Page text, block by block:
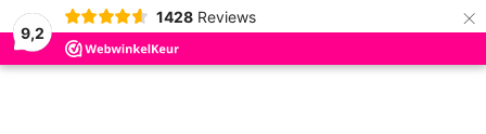
9,2
1428 Reviews ×
0